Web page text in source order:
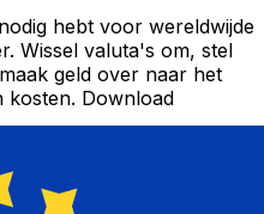
hebt voor wereldwijde
Wissel valuta's om, stel
geld over naar het
kosten. Download